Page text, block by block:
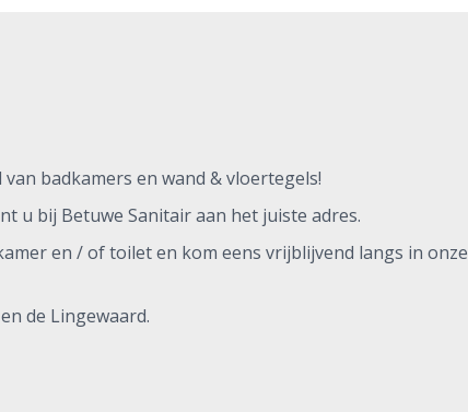
badkamers en wand & vloertegels!
u bij Betuwe Sanitair aan het juiste adres.
en / of toilet en kom eens vrijblijvend langs in onze
de Lingewaard.